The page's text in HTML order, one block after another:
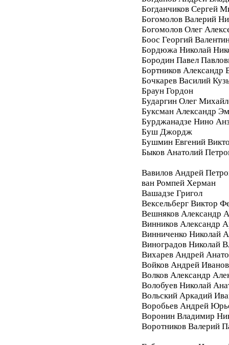
Богданчиков Сергей
Богомолов Валерий
Богомолов Олег
Боос Георгий
Бордюжа Николай
Бородин Павел
Бортников Александр
Бочкарев Василий
Браун Гордон
Бударгин Олег
Буксман Александр
Бурджанадзе Нино
Буш Джордж
Бушмин Евгений
Быков Анатолий
Вавилов Андрей
ван Ромпей Херман
Вашадзе Григол
Вексельберг Виктор
Вешняков Александр
Винников Александр
Винниченко Николай
Виноградов Николай
Вихарев Андрей
Войков Андрей
Волков Александр
Волобуев Николай
Вольский Аркадий
Воробьев Андрей
Воронин Владимир
Воротников Валерий